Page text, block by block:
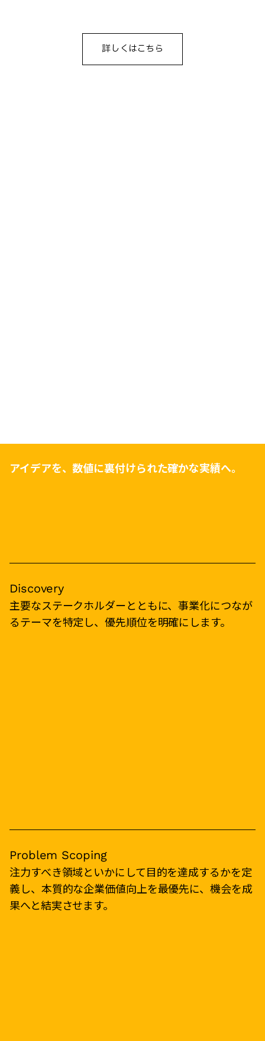
詳しくはこちら
アイデアを、数値に裏付けられた確かな実績へ。
Discovery
主要なステークホルダーとともに、事業化につなが
るテーマを特定し、優先順位を明確にします。
Problem Scoping
注力すべき領域といかにして目的を達成するかを定
義し、本質的な企業価値向上を最優先に、機会を成
果へと結実させます。